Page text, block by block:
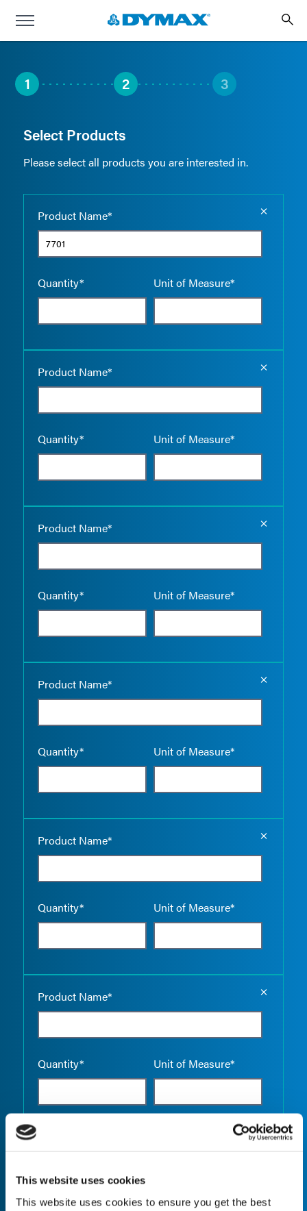
This website uses cookies
This website uses cookies to ensure you get the best
1 2 3
Select Products
Please select all products you are interested in.
Product Name*
Quantity* Unit of Measure*
Product Name*
Quantity* Unit of Measure*
Product Name*
Quantity* Unit of Measure*
Product Name*
Quantity* Unit of Measure*
Product Name*
Quantity* Unit of Measure*
Product Name*
Quantity* Unit of Measure*